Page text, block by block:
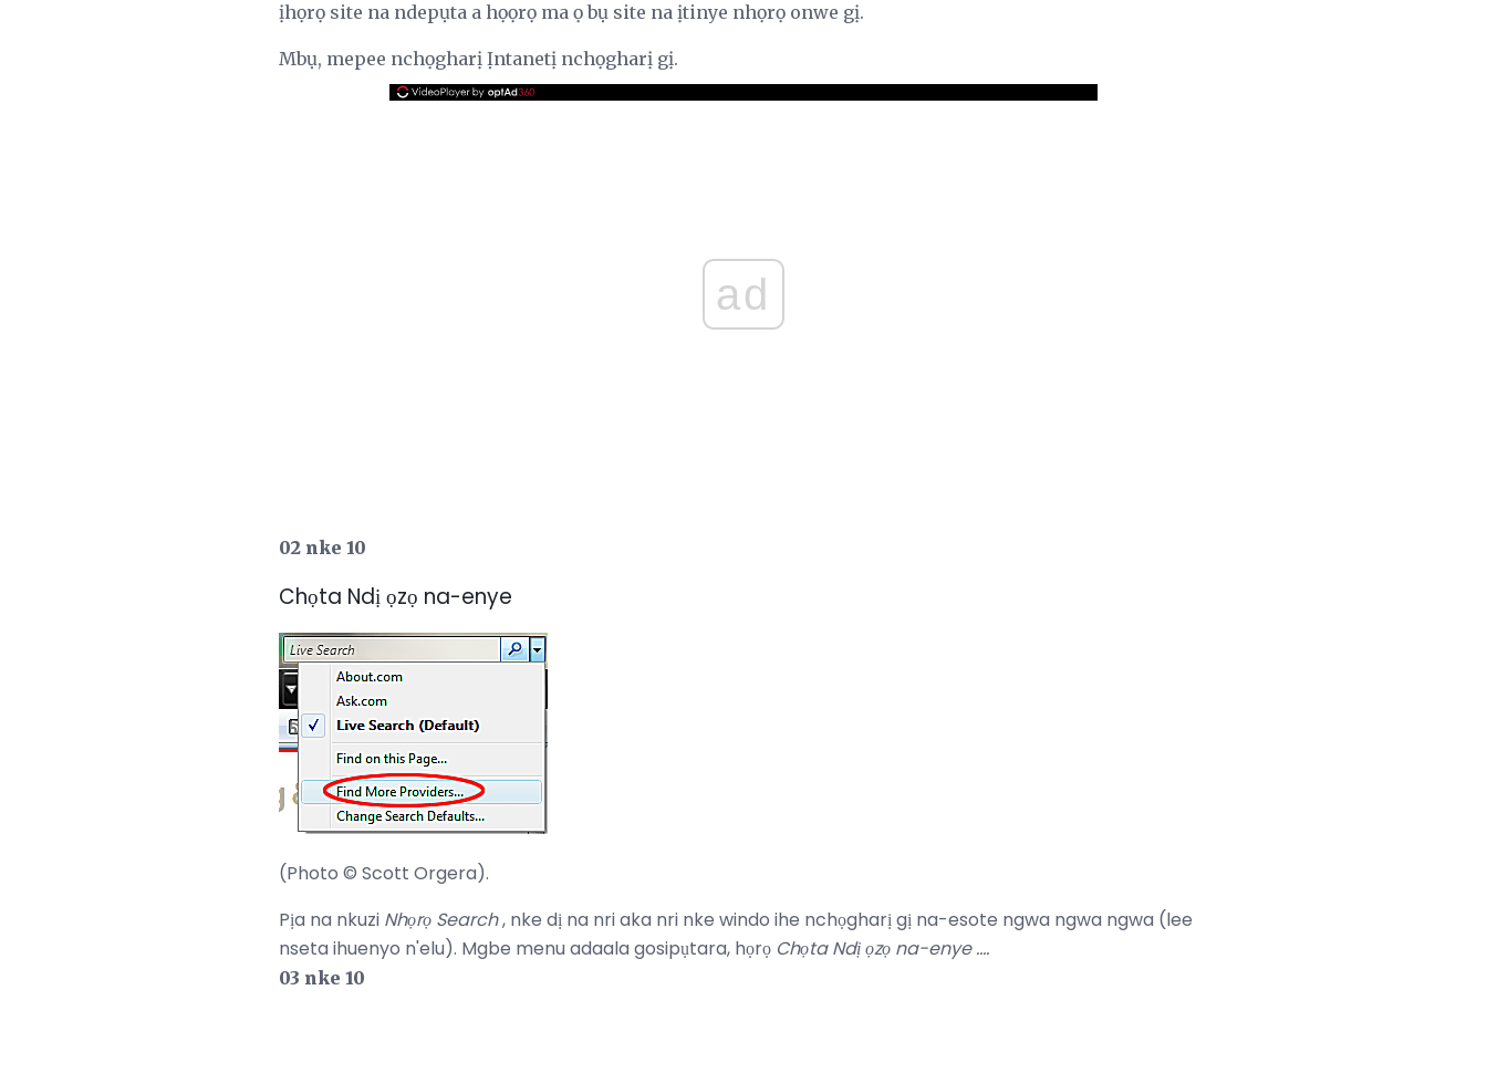
ịhọrọ site na ndepụta a họọrọ ma ọ bụ site na ịtinye nhọrọ onwe gị.
Mbụ, mepee nchọgharị Ịntanetị nchọgharị gị.
ad
02 nke 10
Chọta Ndị ọzọ na-enye
(Photo © Scott Orgera).
Pịa na nkuzi Nhọrọ Search, nke dị na nri aka nri nke windo ihe nchọgharị gị na-esote ngwa ngwa ngwa (lee
nseta ihuenyo n'elu). Mgbe menu adaala gosipụtara, họrọ Chọta Ndị ọzọ na-enye ....
03 nke 10